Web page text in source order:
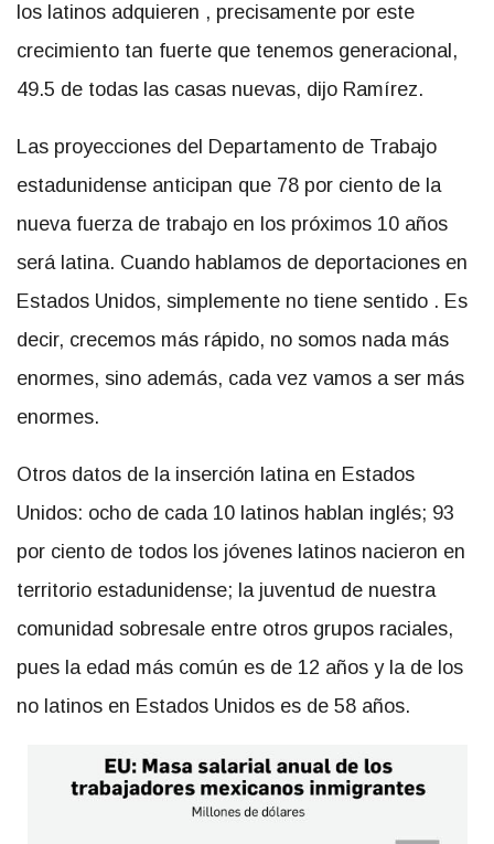
los latinos adquieren , precisamente por este
crecimiento tan fuerte que tenemos generacional,
49.5 de todas las casas nuevas, dijo Ramírez.
Las proyecciones del Departamento de Trabajo
estadunidense anticipan que 78 por ciento de la
nueva fuerza de trabajo en los próximos 10 años
será latina. Cuando hablamos de deportaciones en
Estados Unidos, simplemente no tiene sentido . Es
decir, crecemos más rápido, no somos nada más
enormes, sino además, cada vez vamos a ser más
enormes.
Otros datos de la inserción latina en Estados
Unidos: ocho de cada 10 latinos hablan inglés; 93
por ciento de todos los jóvenes latinos nacieron en
territorio estadunidense; la juventud de nuestra
comunidad sobresale entre otros grupos raciales,
pues la edad más común es de 12 años y la de los
no latinos en Estados Unidos es de 58 años.